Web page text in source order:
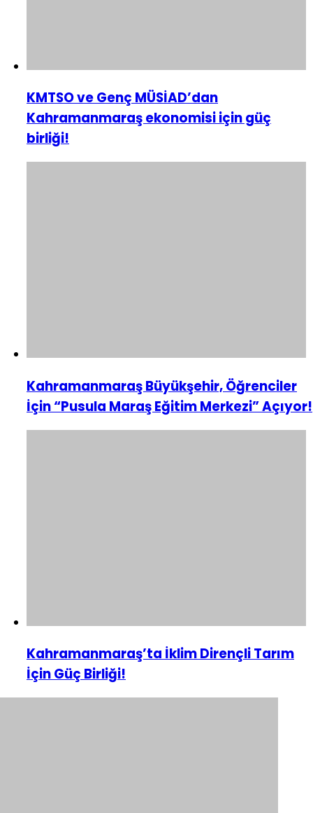
KMTSO ve Genç MÜSİAD’dan
Kahramanmaraş ekonomisi için güç
birliği!
Kahramanmaraş Büyükşehir, Öğrenciler
İçin “Pusula Maraş Eğitim Merkezi” Açıyor!
Kahramanmaraş’ta İklim Dirençli Tarım
İçin Güç Birliği!